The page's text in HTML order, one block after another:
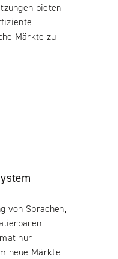
bieten
Märkte zu
von Sprachen,
nur
neue Märkte